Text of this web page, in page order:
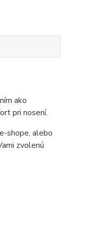
ako
pri nosení.
shope, alebo
zvolenú